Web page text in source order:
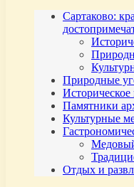
Сартаково:
Природные
Историческое
Памятники
Культурные
Отдых и